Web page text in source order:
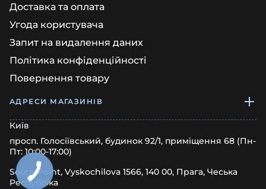
Доставка та оплата
Угода користувача
Запит на видалення даних
Політика конфіденційності
Повернення товару
АДРЕСИ МАГАЗИНІВ
Київ
просп. Голосіївський, будинок 92/1, приміщення 68 (Пн-
Пт: 10:00-17:00)
South Point, Vyskochilova 1566, 140 00, Прага, Чеська
Республіка